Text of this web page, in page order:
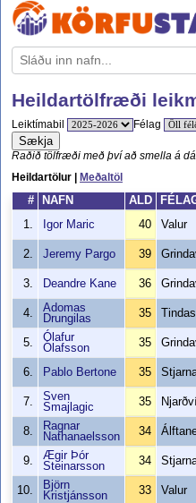
Heildartölfræði
Leiktímabil Félag
Sækja
Raðið tölfræði með því að smella á
Heildartölur |
Meðaltöl
#
NAFN ALD
1.
Igor Maric 40 Valur
2. Jeremy Pargo 39
3. Deandre Kane 36
4.
Adomas
Drungilas
35
5.
Ólafur
Ólafsson
35
6. Pablo Bertone 35
7.
Sven
Smajlagic
35
8.
Ragnar
Nathanaelsson
34
9.
Ægir Þór
Steinarsson
34
10.
Björn
Kristjánsson
33 Valur